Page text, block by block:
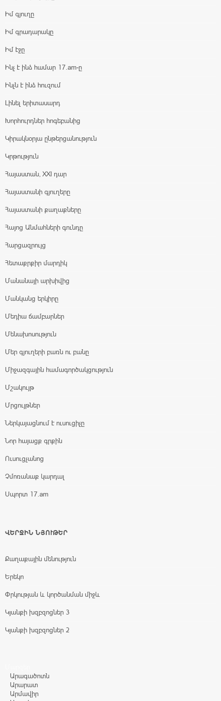
Իմ գյուղը
Իմ գրադարակը
Իմ էջը
Ինչ է ինձ համար 17.am-ը
Ինչն է ինձ հուզում
Լինել երիտասարդ
Խորհուրդներ հոգեբանից
Կիրակնօրյա ընթերցանություն
Կրթություն
Հայաստան, XXI դար
Հայաստանի գյուղերը
Հայաստանի քաղաքները
Հայոց Անմահների գունդը
Հարցազրույց
Հետաքրքիր մարդիկ
Մանանայի արխիվից
Մանկանց երկիրը
Մեդիա ճամբարներ
Մենախոսություն
Մեր գյուղերի բառն ու բանը
Միջազգային համագործակցություն
Մշակույթ
Մրցույթներ
Ներկայացնում է ուսուցիչը
Նոր հայացք գրքին
Ուսուցչանոց
Չմոռանաք կարդալ
Սպորտ 17.am
ՎԵՐՋԻՆ ՆՅՈՒԹԵՐ
Քաղաքային մենություն
Երեկո
Փրկության և կործանման միջև
Կյանքի խզբզոցներ 3
Կյանքի խզբզոցներ 2
Արագածոտն
Արարատ
Արմավիր